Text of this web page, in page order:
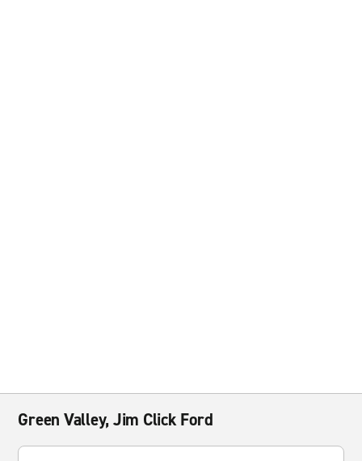
Green Valley, Jim Click Ford